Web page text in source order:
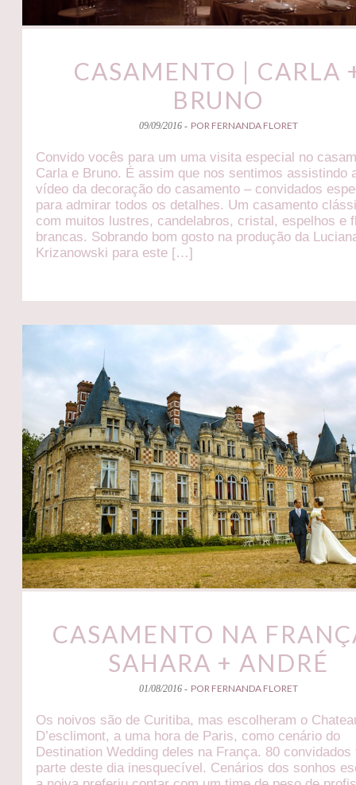
CASAMENTO | CARLA
BRUNO
09/09/2016 - POR FERNANDA FLORET
Convido vocês para um uma visita especial no
Carla e Bruno. É assim que nos sentimos assistindo
vídeo da decoração do casamento – convidados
para admirar todos os detalhes. Um casamento
com muitos lustres, candelabros, cristal, espelhos e
brancas. Sobrando bom gosto na produção da
Krizanowski para este […]
CASAMENTO NA
SAHARA + ANDRÉ
01/08/2016 - POR FERNANDA FLORET
Os noivos são de Curitiba, mas escolheram o
D’esclimont, a uma hora de Paris, como cenário do
Destination Wedding deles na França. 80
parte deste dia inesquecível. Cenários dos sonhos